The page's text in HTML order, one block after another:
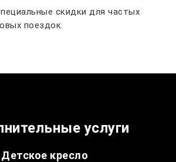
скидки для частых
поездок.
услуги
Детское кресло